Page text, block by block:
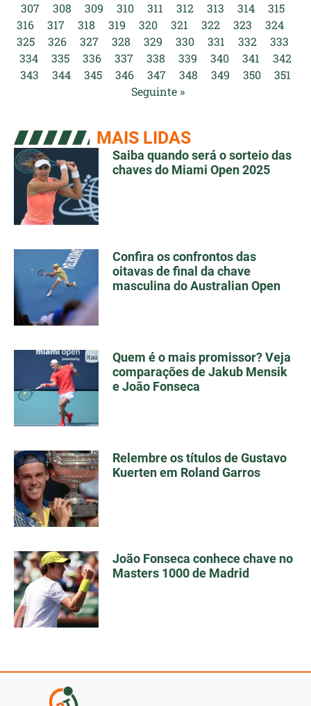
307
308 309 310 311 312 313 314
315
316
317 318 319 320 321 322 323
324
325
326 327 328 329 330 331 332
333
334
335 336 337 338 339 340 341
342
343
344 345 346 347 348 349 350
351
Seguinte »
MAIS LIDAS
Saiba quando será o sorteio das
chaves do Miami Open 2025
Confira os confrontos das
oitavas de final da chave
masculina do Australian Open
Quem é o mais promissor? Veja
comparações de Jakub Mensik
e João Fonseca
Relembre os títulos de Gustavo
Kuerten em Roland Garros
João Fonseca conhece chave no
Masters 1000 de Madrid